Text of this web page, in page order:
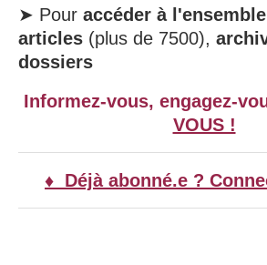
➤ Pour accéder à
articles (plus de 7500),
dossiers
Informez-vous, engagez-
VOUS !
♦ Déjà abonné.e ?